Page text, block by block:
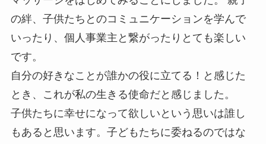
の絆、子供たちとのコミュニケーションを学んで
いったり、個人事業主と繋がったりとても楽しい
です。
自分の好きなことが誰かの役に立てる！と感じた
とき、これが私の生きる使命だと感じました。
子供たちに幸せになって欲しいという思いは誰し
もあると思います。子どもたちに委ねるのではな